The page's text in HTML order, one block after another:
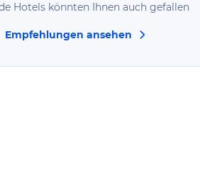
Hotels könnten Ihnen auch gefallen
Empfehlungen ansehen